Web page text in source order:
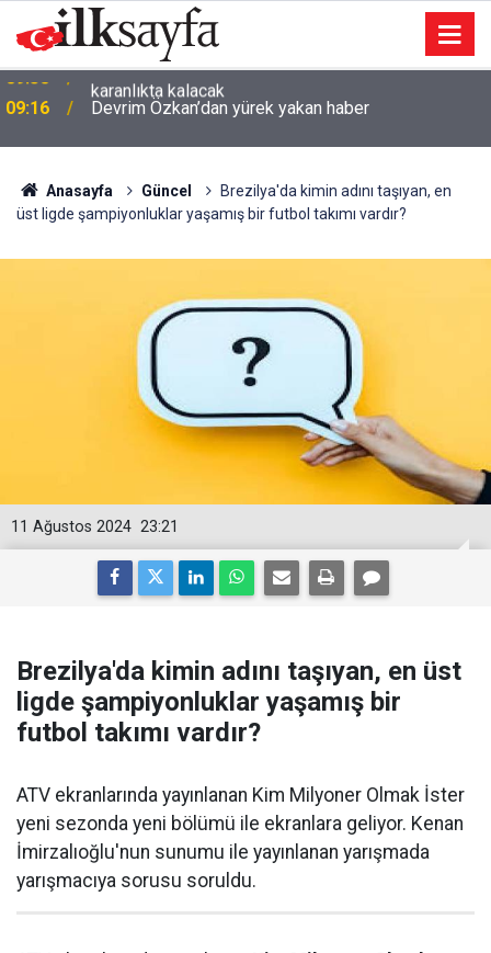
09:16 Devrim Özkan’dan yürek yakan haber
Anasayfa Güncel
Brezilya'da kimin adını taşıyan, en
üst ligde şampiyonluklar yaşamış bir futbol takımı vardır?
23:21
11 Ağustos 2024
Brezilya'da kimin adını taşıyan, en üst
ligde şampiyonluklar yaşamış bir
futbol takımı vardır?
ATV ekranlarında yayınlanan Kim Milyoner Olmak İster
yeni sezonda yeni bölümü ile ekranlara geliyor. Kenan
İmirzalıoğlu'nun sunumu ile yayınlanan yarışmada
yarışmacıya sorusu soruldu.